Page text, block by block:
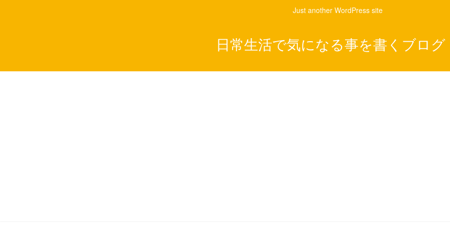
Just another WordPress site
日常生活で気になる事を書くブログ